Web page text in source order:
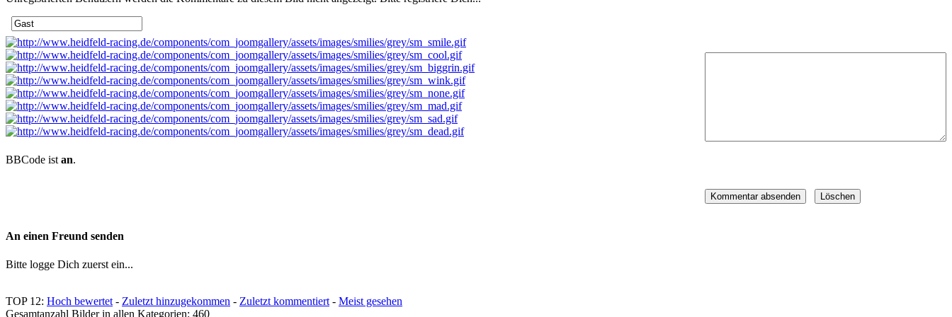
BBCode ist an.
An einen Freund senden
Bitte logge Dich zuerst ein...
TOP 12: Hoch bewertet - Zuletzt hinzugekommen - Zuletzt kommentiert - Meist gesehen
Gesamtanzahl Bilder in allen Kategorien: 460